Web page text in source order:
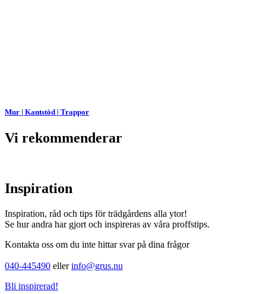
Mur | Kantstöd | Trappor
Vi rekommenderar
Inspiration
Inspiration, råd och tips för trädgårdens alla ytor!
Se hur andra har gjort och inspireras av våra proffstips.
Kontakta oss om du inte hittar svar på dina frågor
040-445490 ellerinfo@grus.nu
Bli inspirerad!